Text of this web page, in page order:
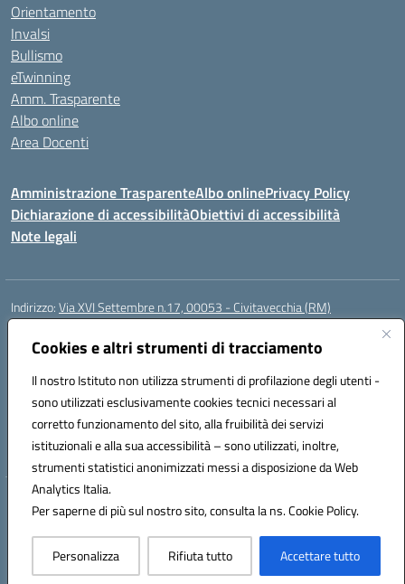
Cookies e altri strumenti di tracciamento
Il nostro Istituto non utilizza strumenti di profilazione degli utenti -
sono utilizzati esclusivamente cookies tecnici necessari al
corretto funzionamento del sito, alla fruibilità dei servizi
istituzionali e alla sua accessibilità – sono utilizzati, inoltre,
strumenti statistici anonimizzati messi a disposizione da Web
Analytics Italia.
Per saperne di più sul nostro sito, consulta la ns. Cookie Policy.
Personalizza Rifiuta tutto Accettare tutto
Orientamento
Invalsi
Bullismo
eTwinning
Amm. Trasparente
Albo online
Area Docenti
Amministrazione TrasparenteAlbo onlinePrivacy Policy
Dichiarazione di accessibilitàObiettivi di accessibilità
Note legali
Indirizzo:Via XVI Settembre n.17, 00053 - Civitavecchia (RM)
Centralino:
Posta elettronica certificata (PEC):rmic8gq00r@pec.istruzione.it
Codice fiscale: 91064900581
Codice meccanografico:RMIC8GQ00R
Codice Indice delle Pubbliche Amministrazioni (IPA): istsc_rmic8gq00r
Codice unico di fatturazione (CUF): UFQ3FK
Hosting & Powered by 3D Solution S.r.l.
Concept & Design by Designers Italia